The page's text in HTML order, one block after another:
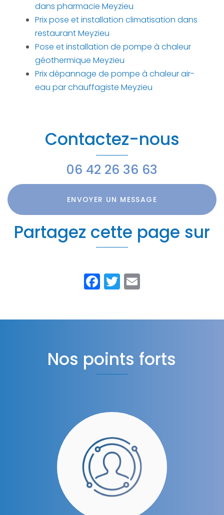
dans pharmacie Meyzieu
Prix pose et installation climatisation dans
restaurant Meyzieu
Pose et installation de pompe à chaleur
géothermique Meyzieu
Prix dépannage de pompe à chaleur air-
eau par chauffagiste Meyzieu
Contactez-nous
06 42 26 36 63
ENVOYER UN MESSAGE
Partagez cette page sur
Facebook
Twitter
Nos points forts